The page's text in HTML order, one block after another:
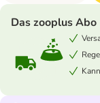
Das zooplus Abo